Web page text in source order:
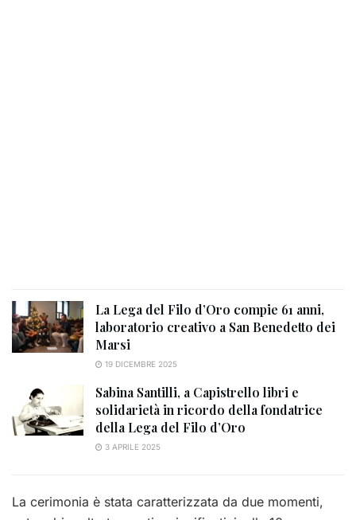
La Lega del Filo d’Oro compie 61 anni,
laboratorio creativo a San Benedetto dei
Marsi
19 DICEMBRE 2025
Sabina Santilli, a Capistrello libri e
solidarietà in ricordo della fondatrice
della Lega del Filo d’Oro
3 APRILE 2025
La cerimonia è stata caratterizzata da due momenti,